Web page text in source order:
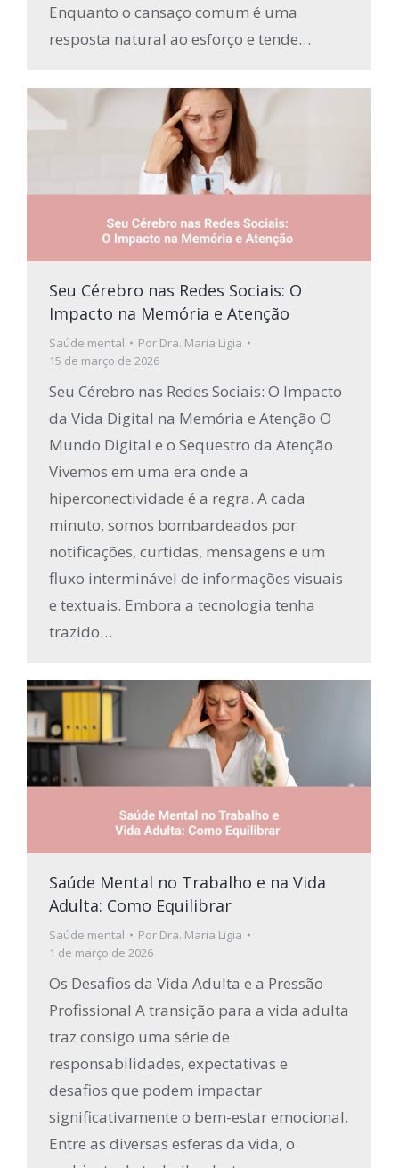
Enquanto o cansaço comum é uma
resposta natural ao esforço e tende…
Seu Cérebro nas Redes Sociais: O
Impacto na Memória e Atenção
Saúde mental Por Dra. Maria Ligia
15 de março de 2026
Seu Cérebro nas Redes Sociais: O Impacto
da Vida Digital na Memória e Atenção O
Mundo Digital e o Sequestro da Atenção
Vivemos em uma era onde a
hiperconectividade é a regra. A cada
minuto, somos bombardeados por
notificações, curtidas, mensagens e um
fluxo interminável de informações visuais
e textuais. Embora a tecnologia tenha
trazido…
Saúde Mental no Trabalho e na Vida
Adulta: Como Equilibrar
Saúde mental Por Dra. Maria Ligia
1 de março de 2026
Os Desafios da Vida Adulta e a Pressão
Profissional A transição para a vida adulta
traz consigo uma série de
responsabilidades, expectativas e
desafios que podem impactar
significativamente o bem-estar emocional.
Entre as diversas esferas da vida, o